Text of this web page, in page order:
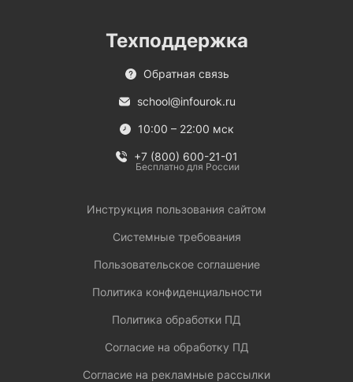
Техподдержка
Обратная связь
school@infourok.ru
10:00 – 22:00 мск
+7 (800) 600-21-01
Бесплатно для России
Инструкция пользования сайтом
Системные требования
Пользовательское соглашение
Политика конфиденциальности
Политика обработки ПД
Согласие на обработку ПД
Согласие на рекламные рассылки